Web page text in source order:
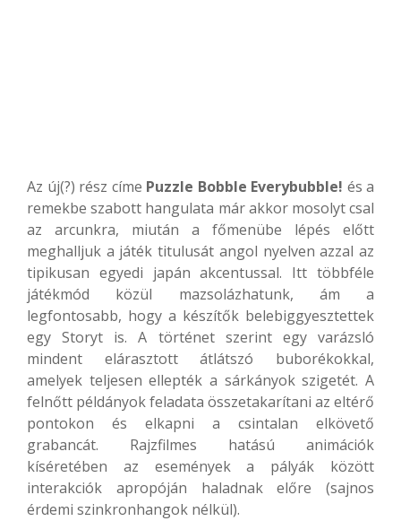
Az új(?) rész címe Puzzle Bobble Everybubble! és a
remekbe szabott hangulata már akkor mosolyt csal
az arcunkra, miután a főmenübe lépés előtt
meghalljuk a játék titulusát angol nyelven azzal az
tipikusan egyedi japán akcentussal. Itt többféle
játékmód közül mazsolázhatunk, ám a
legfontosabb, hogy a készítők belebiggyesztettek
egy Storyt is. A történet szerint egy varázsló
mindent elárasztott átlátszó buborékokkal,
amelyek teljesen ellepték a sárkányok szigetét. A
felnőtt példányok feladata összetakarítani az eltérő
pontokon és elkapni a csintalan elkövető
grabancát. Rajzfilmes hatású animációk
kíséretében az események a pályák között
interakciók apropóján haladnak előre (sajnos
érdemi szinkronhangok nélkül).